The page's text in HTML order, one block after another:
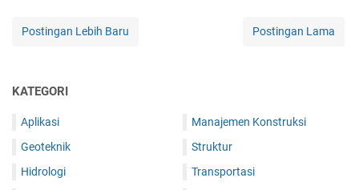
Postingan Lebih Baru Postingan Lama
KATEGORI
Aplikasi
Geoteknik
Hidrologi
Manajemen Konstruksi
Struktur
Transportasi